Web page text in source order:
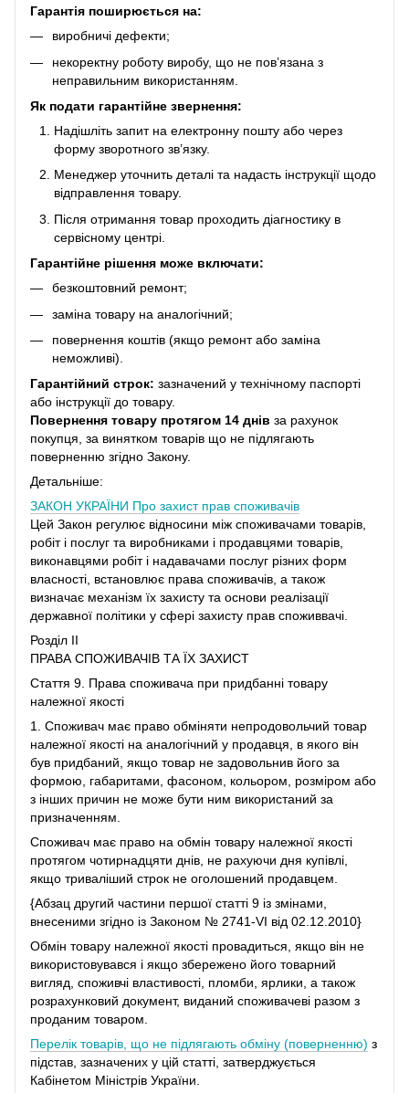
Гарантія поширюється на:
виробничі дефекти;
некоректну роботу виробу, що не пов’язана з
неправильним використанням.
Як подати гарантійне звернення:
Надішліть запит на електронну пошту або через
форму зворотного зв’язку.
Менеджер уточнить деталі та надасть інструкції щодо
відправлення товару.
Після отримання товар проходить діагностику в
сервісному центрі.
Гарантійне рішення може включати:
безкоштовний ремонт;
заміна товару на аналогічний;
повернення коштів (якщо ремонт або заміна
неможливі).
Гарантійний строк: зазначений у технічному паспорті
або інструкції до товару.
Повернення товару протягом 14 днів за рахунок
покупця, за винятком товарів що не підлягають
поверненню згідно Закону.
Детальніше:
ЗАКОН УКРАЇНИ Про захист прав споживачів
Цей Закон регулює відносини між споживачами товарів,
робіт і послуг та виробниками і продавцями товарів,
виконавцями робіт і надавачами послуг різних форм
власності, встановлює права споживачів, а також
визначає механізм їх захисту та основи реалізації
державної політики у сфері захисту прав споживвачі.
Розділ II
ПРАВА СПОЖИВАЧІВ ТА ЇХ ЗАХИСТ
Стаття 9. Права споживача при придбанні товару
належної якості
1. Споживач має право обміняти непродовольчий товар
належної якості на аналогічний у продавця, в якого він
був придбаний, якщо товар не задовольнив його за
формою, габаритами, фасоном, кольором, розміром або
з інших причин не може бути ним використаний за
призначенням.
Споживач має право на обмін товару належної якості
протягом чотирнадцяти днів, не рахуючи дня купівлі,
якщо триваліший строк не оголошений продавцем.
{Абзац другий частини першої статті 9 із змінами,
внесеними згідно із Законом № 2741-VI від 02.12.2010}
Обмін товару належної якості провадиться, якщо він не
використовувався і якщо збережено його товарний
вигляд, споживчі властивості, пломби, ярлики, а також
розрахунковий документ, виданий споживачеві разом з
проданим товаром.
Перелік товарів, що не підлягають обміну (поверненню) з
підстав, зазначених у цій статті, затверджується
Кабінетом Міністрів України.